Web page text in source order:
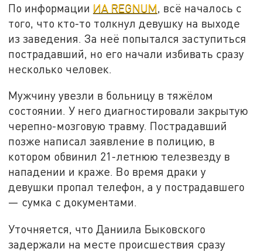
По информации ИА REGNUM, всё началось с
того, что кто-то толкнул девушку на выходе
из заведения. За неё попытался заступиться
пострадавший, но его начали избивать сразу
несколько человек.
Мужчину увезли в больницу в тяжёлом
состоянии. У него диагностировали закрытую
черепно-мозговую травму. Пострадавший
позже написал заявление в полицию, в
котором обвинил 21-летнюю телезвезду в
нападении и краже. Во время драки у
девушки пропал телефон, а у пострадавшего
— сумка с документами.
Уточняется, что Даниила Быковского
задержали на месте происшествия сразу